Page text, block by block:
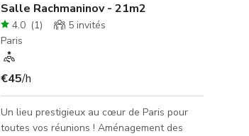
Salle Rachmaninov - 21m2
4.0 (1) 5 invités
Paris
€45/h
Un lieu prestigieux au cœur de Paris pour
toutes vos réunions ! Aménagement des